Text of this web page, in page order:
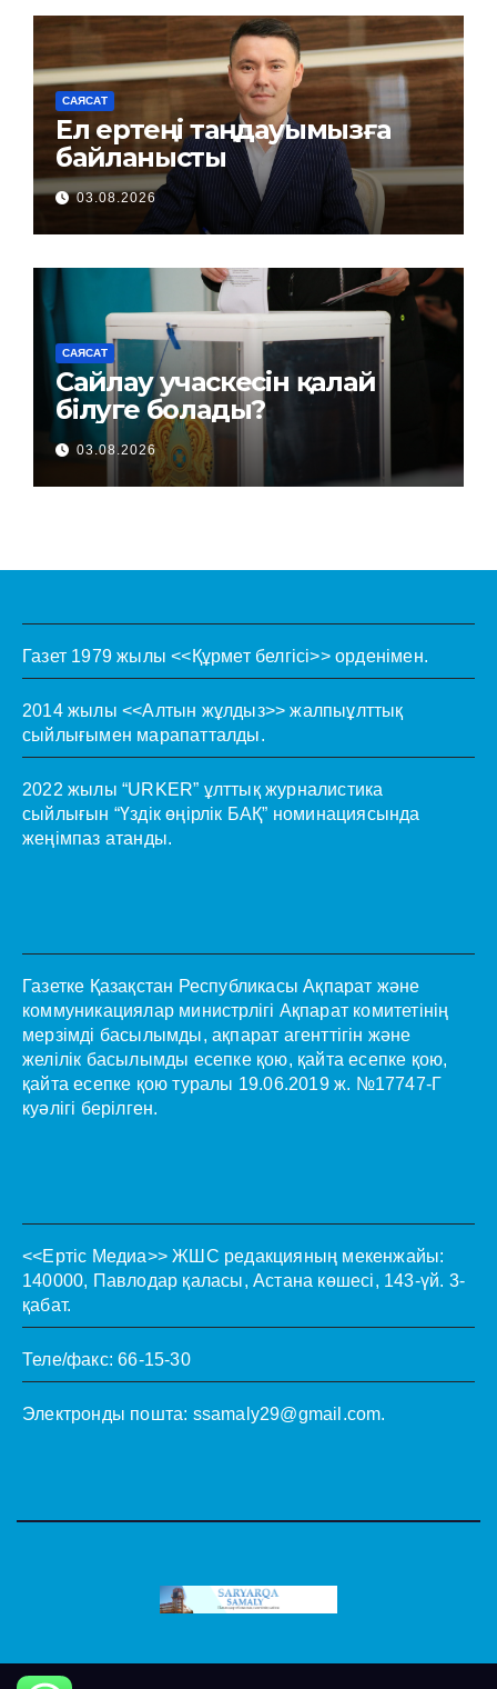
САЯСАТ
Ел ертеңі таңдауымызға
байланысты
03.08.2026
САЯСАТ
Сайлау учаскесін қалай
білуге болады?
03.08.2026
Газет 1979 жылы <<Құрмет белгісі>> орденімен.
2014 жылы <<Алтын жұлдыз>> жалпыұлттық
сыйлығымен марапатталды.
2022 жылы “URKER” ұлттық журналистика
сыйлығын “Үздік өңірлік БАҚ” номинациясында
жеңімпаз атанды.
Газетке Қазақстан Республикасы Ақпарат және
коммуникациялар министрлігі Ақпарат комитетінің
мерзімді басылымды, ақпарат агенттігін және
желілік басылымды есепке қою, қайта есепке қою,
қайта есепке қою туралы 19.06.2019 ж. №17747-Г
куәлігі берілген.
<<Ертіс Медиа>> ЖШС редакцияның мекенжайы:
140000, Павлодар қаласы, Астана көшесі, 143-үй. 3-
қабат.
Теле/факс: 66-15-30
Электронды пошта: ssamaly29@gmail.com.